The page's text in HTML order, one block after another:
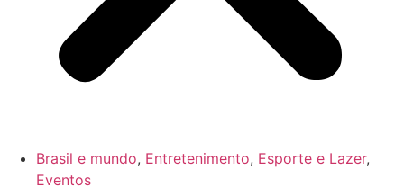
Brasil e mundo, Entretenimento, Esporte e Lazer,
Eventos